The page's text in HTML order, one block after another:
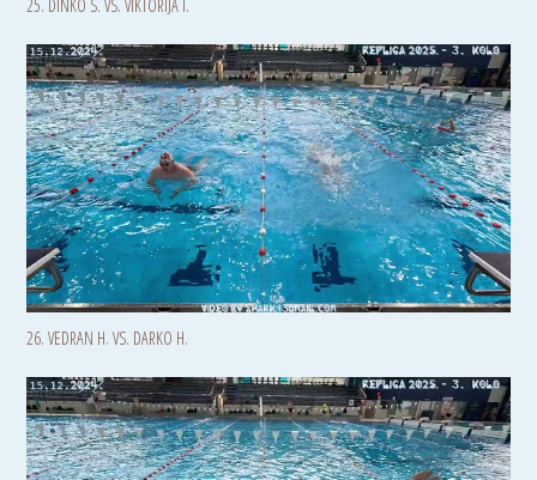
25. DINKO S. VS. VIKTORIJA I.
26. VEDRAN H. VS. DARKO H.